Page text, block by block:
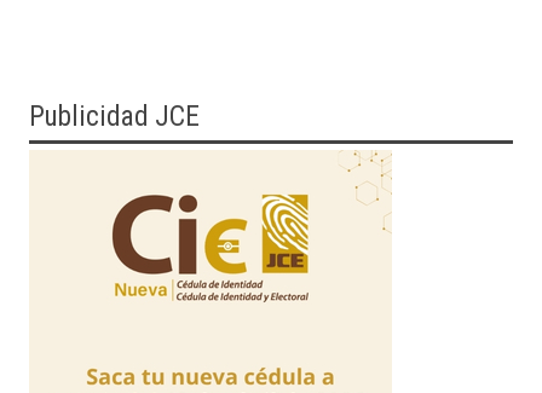
Publicidad JCE